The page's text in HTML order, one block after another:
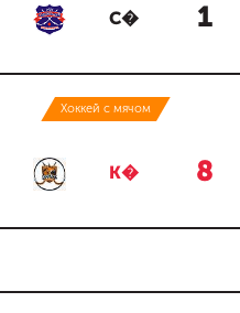
С� 1
Хоккей с мячом
К� 8